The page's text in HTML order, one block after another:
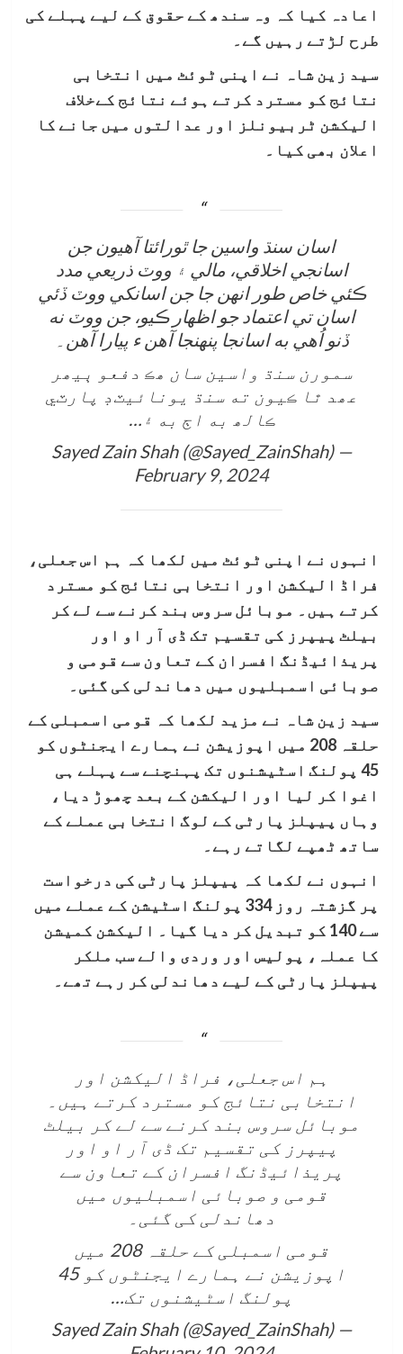
اعادہ کیا کہ وہ سندھ کے حقوق کے لیے پہلے کی
طرح لڑتے رہیں گے۔
سید زین شاہ نے اپنی ٹوئٹ میں انتخابی
نتائج کو مسترد کرتے ہوئے نتائج کےخلاف
الیکشن ٹربیونلز اور عدالتوں میں جانے کا
اعلان بھی کیا۔
اسان سنڌ واسين جا ٿورائتا آھيون جن
اسانجي اخلاقي، مالي ۽ ووٽ ذريعي مدد
ڪئي خاص طور انھن جا جن اسانکي ووٽ ڏئي
اسان تي اعتماد جو اظھار ڪيو، جن ووٽ نه
ڏنو اُھي به اسانجا پنھنجا آھن ء پيارا آھن۔
سمورن سنڌ واسين سان ھڪ دفعو ٻيھر
عھد ٿا ڪيون ته سنڌ يونائيٽڊ پارٽي
ڪالھ به اڄ به ۽…
— Sayed Zain Shah (@Sayed_ZainShah)
February 9, 2024
انہوں نے اپنی ٹوئٹ میں لکھا کہ ہم اس جعلی،
فراڈ الیکشن اور انتخابی نتائج کو مسترد
کرتے ہیں۔ موبائل سروس بند کرنے سے لے کر
بیلٹ پیپرز کی تقسیم تک ڈی آر او اور
پریذائیڈنگ افسران کے تعاون سے قومی و
صوبائی اسمبلیوں میں دھاندلی کی گئی۔
سید زین شاہ نے مزید لکھا کہ قومی اسمبلی کے
حلقہ 208 میں اپوزیشن نے ہمارے ایجنٹوں کو
45 پولنگ اسٹیشنوں تک پہنچنے سے پہلے ہی
اغوا کر لیا اور الیکشن کے بعد چھوڑ دیا،
وہاں پیپلز پارٹی کے لوگ انتخابی عملے کے
ساتھ ٹھپے لگاتے رہے۔
انہوں نے لکھا کہ پیپلز پارٹی کی درخواست
پر گزشتہ روز 334 پولنگ اسٹیشن کے عملے میں
سے 140 کو تبدیل کر دیا گیا۔ الیکشن کمیشن
کا عملہ، پولیس اور وردی والے سب ملکر
پیپلز پارٹی کے لیے دھاندلی کر رہے تھے۔
ہم اس جعلی، فراڈ الیکشن اور
انتخابی نتائج کو مسترد کرتے ہیں۔
موبائل سروس بند کرنے سے لے کر بیلٹ
پیپرز کی تقسیم تک ڈی آر او اور
پریذائیڈنگ افسران کے تعاون سے
قومی و صوبائی اسمبلیوں میں
دھاندلی کی گئی۔
قومی اسمبلی کے حلقہ 208 میں
اپوزیشن نے ہمارے ایجنٹوں کو 45
پولنگ اسٹیشنوں تک…
— Sayed Zain Shah (@Sayed_ZainShah)